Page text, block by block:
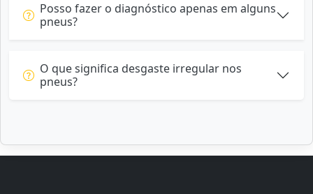
Posso fazer o diagnóstico apenas em alguns
pneus?
O que significa desgaste irregular nos
pneus?